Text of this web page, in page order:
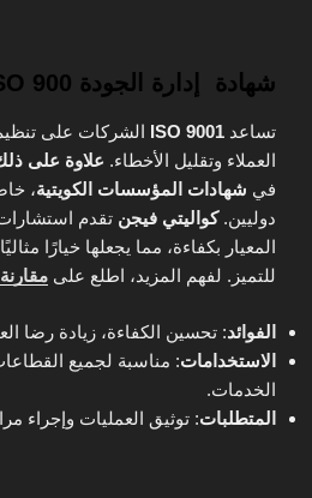
شهادة إدارة الجودة ISO 900
تساعد ISO 9001 الشركات على
العملاء وتقليل الأخطاء. علاوة على
في شهادات المؤسسات الكويتية،
دوليين.كواليتي فيجن تقدم
المعيار بكفاءة، مما يجعلها خيارًا
للتميز. لفهم المزيد، اطلع على
الفوائد: تحسين الكفاءة، زيادة رضا
الاستخدامات: مناسبة لجميع
الخدمات.
المتطلبات: توثيق العمليات وإجراء